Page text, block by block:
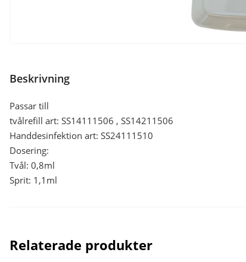
Beskrivning
Passar till
tvålrefill art: SS14111506 , SS14211506
Handdesinfektion art: SS24111510
Dosering:
Tvål: 0,8ml
Sprit: 1,1ml
Relaterade produkter